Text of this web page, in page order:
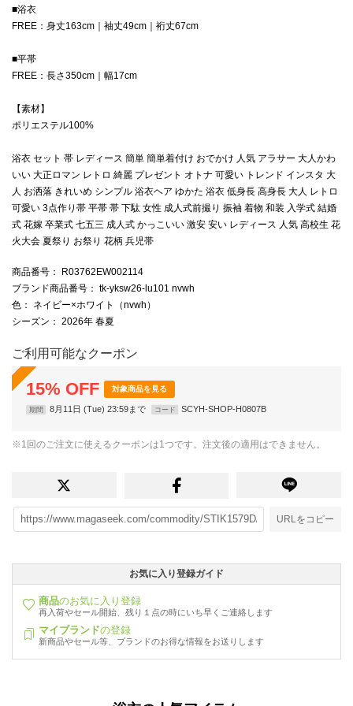
■浴衣
FREE：身丈163cm｜袖丈49cm｜裄丈67cm
■平帯
FREE：長さ350cm｜幅17cm
【素材】
ポリエステル100%
浴衣 セット 帯 レディース 簡単 簡単着付け おでかけ 人気 アラサー 大人かわ
いい 大正ロマン レトロ 綺麗 プレゼント オトナ 可愛い トレンド インスタ 大
人 お洒落 きれいめ シンプル 浴衣ヘア ゆかた 浴衣 低身長 高身長 大人 レトロ
可愛い 3点作り帯 平帯 帯 下駄 女性 成人式前撮り 振袖 着物 和装 入学式 結婚
式 花嫁 卒業式 七五三 成人式 かっこいい 激安 安い レディース 人気 高校生 花
火大会 夏祭り お祭り 花柄 兵児帯
商品番号 ： R03762EW002114
ブランド商品番号 ： tk-yksw26-lu101 nvwh
色 ： ネイビー×ホワイト（nvwh）
シーズン ： 2026年 春夏
ご利用可能なクーポン
15% OFF 対象商品を見る
期間 8月11日 (Tue) 23:59まで コード SCYH-SHOP-H0807B
※1回のご注文に使えるクーポンは1つです。注文後の適用はできません。
URLをコピー
お気に入り登録ガイド
商品のお気に入り登録
再入荷やセール開始、残り１点の時にいち早くご連絡します
マイブランドの登録
新商品やセール等、ブランドのお得な情報をお送りします